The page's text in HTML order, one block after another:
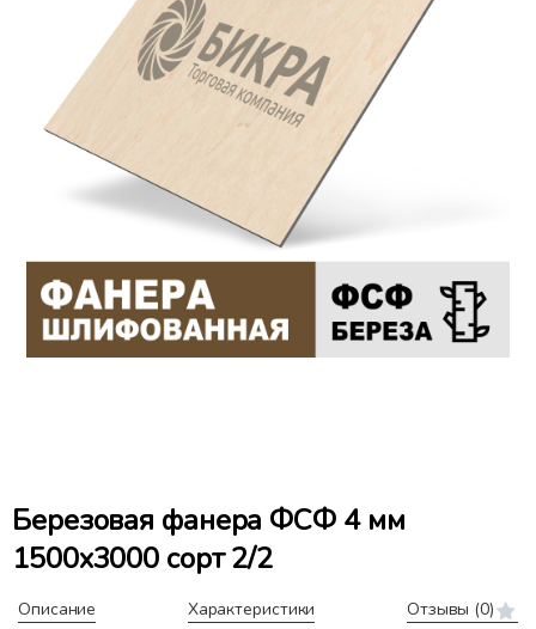
Березовая фанера ФСФ 4 мм
1500x3000 сорт 2/2
Описание Характеристики Отзывы (0)